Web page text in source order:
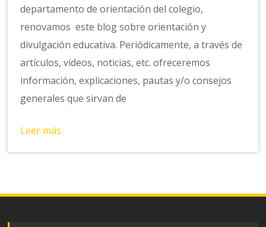
departamento de orientación del colegio,
renovamos este blog sobre orientación y
divulgación educativa. Periódicamente, a través de
artículos, vídeos, noticias, etc. ofreceremos
información, explicaciones, pautas y/o consejos
generales que sirvan de
Leer más